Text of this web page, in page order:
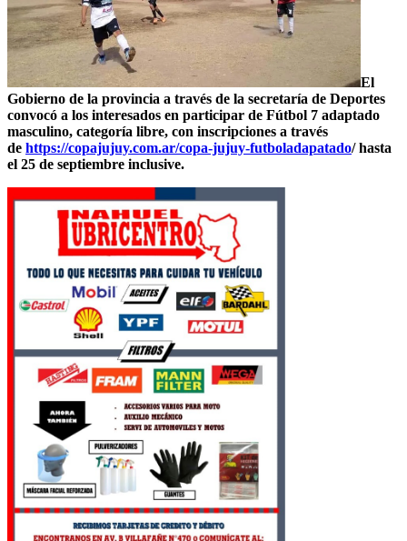
El
Gobierno de la provincia a través de la secretaría de Deportes
convocó a los interesados en participar de Fútbol 7 adaptado
masculino, categoría libre, con inscripciones a través
de https://copajujuy.com.ar/copa-jujuy-futboladapatado/ hasta
el 25 de septiembre inclusive.